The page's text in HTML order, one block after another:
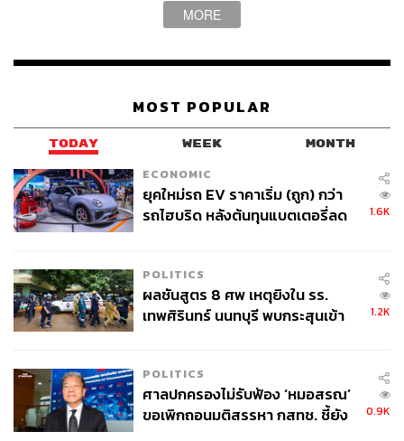
ละเอียดในแต่ละเมนูกลับถูกใส่ใจไม่น้อย กาแฟหลักของร้าน
ง่าย และเหมาะกับคนที่ชอบกาแฟสไตล์บาลานซ์ มีให้เลือก
ทั้งเมนู Coffee และ Non-Coffee รวมถึงขนมอบโฮมเมดที่ทำ
ออกมาได้ดีเกินคาด
Iced Latte (75 บาท) ลาเต้เย็นที่ให้ความสมดุลระหว่างความ
หอมมันของนมและบอดี้กาแฟคั่วกลางค่อนเข้ม ดื่มง่าย
เหมาะสำหรับเริ่มต้นวันแบบไม่หนักจนเกินไป
Iced Cocoa (60 บาท)เมนูขวัญใจคนไม่ดื่มกาแฟ รส
กลมกล่อมกำลังดี เหมาะสำหรับคนที่ไม่ดื่มกาแฟ แต่อยาก
แวะมาเติมความสดชื่นชิลๆ ระหว่างวัน
Soft Cookie (45 บาท)
ความชุ่มฉ่ำอยู่ตรงกลาง ให้รสชาติเข้มข้นแต่ไม่หวานจัด
เป็นขนมชิ้นเล็กๆ ที่เหมาะสำหรับหยิบมากินคู่กับกาแฟ
ระหว่างวัน
MORE
MOST POPULAR
TODAY WEEK MONTH
ECONOMIC
ยุคใหม่รถ EV ราคาเริ่ม (ถูก) กว่า
รถไฮบริด หลังต้นทุนแบตเตอรี่ลด
1.6K
POLITICS
ผลชันสูตร 8 ศพ เหตุยิงใน รร.
เทพศิรินทร์ นนทบุรี พบกระสุนเข้า
1.2K
POLITICS
ศาลปกครองไม่รับฟ้อง ‘หมอสรณ’
ขอเพิกถอนมติสรรหา กสทช. ชี้ยัง
0.9K